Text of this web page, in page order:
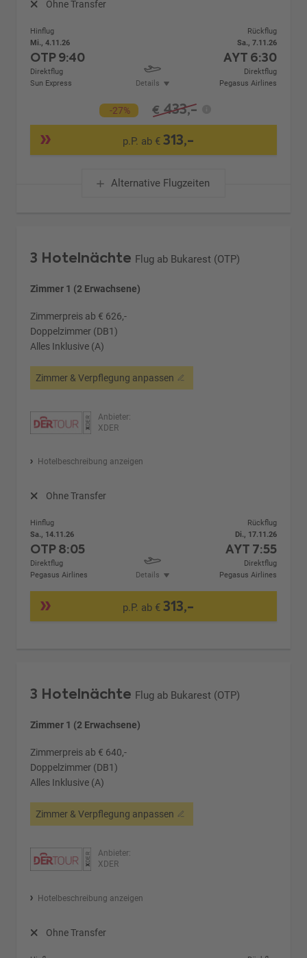
Ohne Transfer
Hinflug
Mi., 4.11.26
OTP9:40
Direktflug
Sun Express
Details
Rückflug
Sa., 7.11.26
AYT 6:30
Direktflug
Pegasus Airlines
-27% € 433,-
p.P. ab €313,-
Alternative Flugzeiten
3 Hotelnächte Flug ab Bukarest (OTP)
Zimmer 1 (2 Erwachsene)
Zimmerpreis ab € 626,-
Doppelzimmer (DB1)
Alles Inklusive (A)
Zimmer & Verpflegung anpassen
Anbieter:
XDER
Hotelbeschreibung anzeigen
Ohne Transfer
Hinflug
Sa., 14.11.26
OTP8:05
Direktflug
Pegasus Airlines
Details
Rückflug
Di., 17.11.26
AYT 7:55
Direktflug
Pegasus Airlines
p.P. ab €313,-
3 Hotelnächte Flug ab Bukarest (OTP)
Zimmer 1 (2 Erwachsene)
Zimmerpreis ab € 640,-
Doppelzimmer (DB1)
Alles Inklusive (A)
Zimmer & Verpflegung anpassen
Anbieter:
XDER
Hotelbeschreibung anzeigen
Ohne Transfer